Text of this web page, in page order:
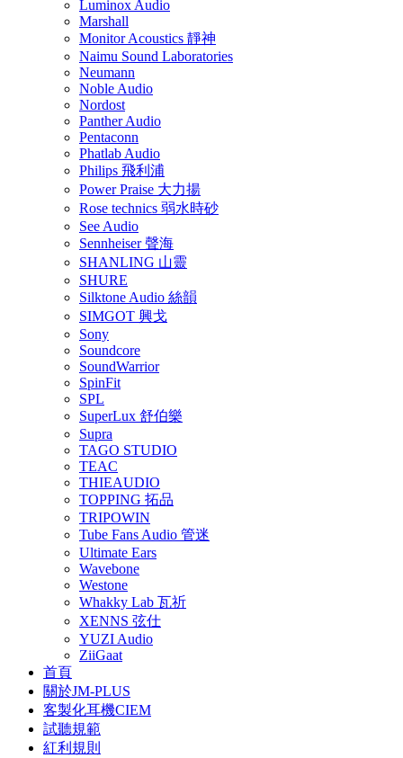
Luminox Audio
Marshall
Monitor Acoustics 靜神
Naimu Sound Laboratories
Neumann
Noble Audio
Nordost
Panther Audio
Pentaconn
Phatlab Audio
Philips 飛利浦
Power Praise 大力揚
Rose technics 弱水時砂
See Audio
Sennheiser 聲海
SHANLING 山靈
SHURE
Silktone Audio 絲韻
SIMGOT 興戈
Sony
Soundcore
SoundWarrior
SpinFit
SPL
SuperLux 舒伯樂
Supra
TAGO STUDIO
TEAC
THIEAUDIO
TOPPING 拓品
TRIPOWIN
Tube Fans Audio 管迷
Ultimate Ears
Wavebone
Westone
Whakky Lab 瓦祈
XENNS 弦仕
YUZI Audio
ZiiGaat
首頁
關於JM-PLUS
客製化耳機CIEM
試聽規範
紅利規則